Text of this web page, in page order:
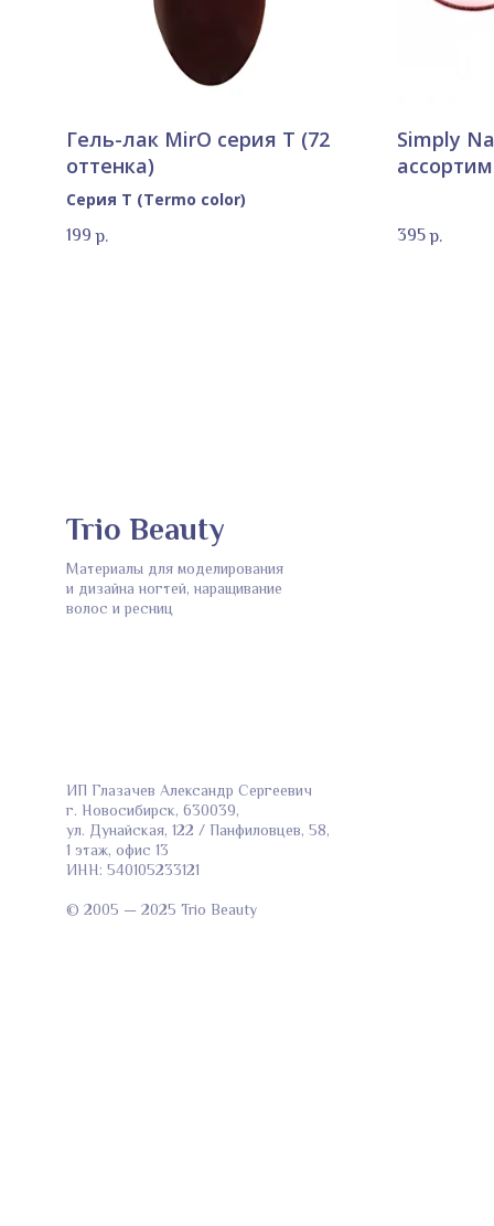
Гель-лак MirO серия Т (72
оттенка)
Серия T (Termo color)
199 р.
Simply
395р.
ИП Глазачев Александр Сергеевич
г. Новосибирск, 630039,
ул. Дунайская, 122 / Панфиловцев, 58,
1 этаж, офис 13
ИНН: 540105233121
© 2005 — 2025 Trio Beauty
Материалы для моделирования
и дизайна ногтей, наращивание
волос и ресниц
Trio Beauty